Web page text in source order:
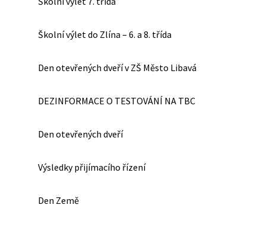
Školní výlet do Zlína – 6. a 8. třída
Den otevřených dveří v ZŠ Město Libavá
DEZINFORMACE O TESTOVÁNÍ NA TBC
Den otevřených dveří
Výsledky přijímacího řízení
Den Země